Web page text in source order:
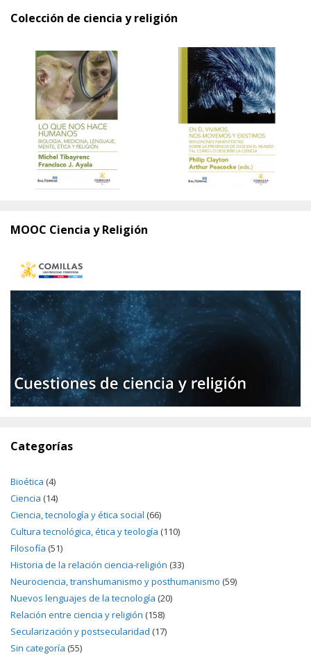
Colección de ciencia y religión
MOOC Ciencia y Religión
Categorías
Bioética (4)
Ciencia (14)
Ciencia, tecnología y ética social (66)
Cultura tecnológica, ética y teología (110)
Filosofía (51)
Historia de la relación ciencia-religión (33)
Neurociencia, transhumanismo y posthumanismo (59)
Nuevos lenguajes de la tecnología (20)
Relación entre ciencia y religión (158)
Secularización y postsecularidad (17)
Sin categoría (55)